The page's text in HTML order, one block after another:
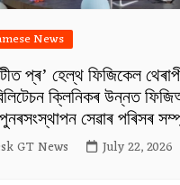
News
প্ৰ’ হেল্থ ফিজিকেল
ক্লিনিকৰ উন্নত
সেৱাৰ পৰিসৰ
GT News July 22, 2026